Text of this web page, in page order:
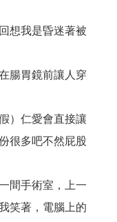
想我是昏迷著被
腸胃鏡前讓人穿
）仁愛會直接讓
很多吧不然屁股
間手術室，上一
笑著，電腦上的